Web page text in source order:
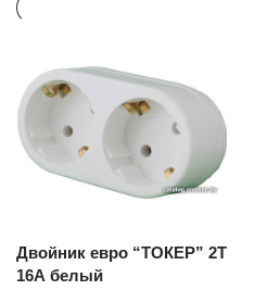
Двойник евро “ТОКЕР” 2Т
16А белый